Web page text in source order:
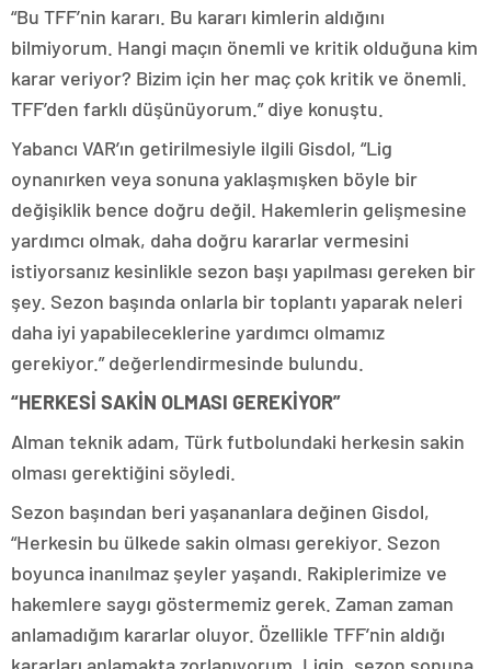
“Bu TFF’nin kararı. Bu kararı kimlerin aldığını
bilmiyorum. Hangi maçın önemli ve kritik olduğuna kim
karar veriyor? Bizim için her maç çok kritik ve önemli.
TFF’den farklı düşünüyorum.” diye konuştu.
Yabancı VAR’ın getirilmesiyle ilgili Gisdol, “Lig
oynanırken veya sonuna yaklaşmışken böyle bir
değişiklik bence doğru değil. Hakemlerin gelişmesine
yardımcı olmak, daha doğru kararlar vermesini
istiyorsanız kesinlikle sezon başı yapılması gereken bir
şey. Sezon başında onlarla bir toplantı yaparak neleri
daha iyi yapabileceklerine yardımcı olmamız
gerekiyor.” değerlendirmesinde bulundu.
“HERKESİ SAKİN OLMASI GEREKİYOR”
Alman teknik adam, Türk futbolundaki herkesin sakin
olması gerektiğini söyledi.
Sezon başından beri yaşananlara değinen Gisdol,
“Herkesin bu ülkede sakin olması gerekiyor. Sezon
boyunca inanılmaz şeyler yaşandı. Rakiplerimize ve
hakemlere saygı göstermemiz gerek. Zaman zaman
anlamadığım kararlar oluyor. Özellikle TFF’nin aldığı